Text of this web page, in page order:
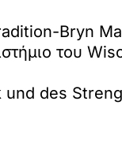
Bryn
του
des